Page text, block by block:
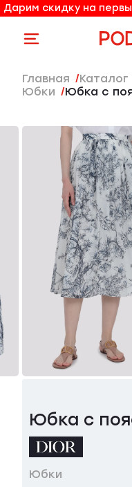
10% на
Дарим скидку на
Главная Каталог
Юбки
Юбка с
Юбка с
Юбки